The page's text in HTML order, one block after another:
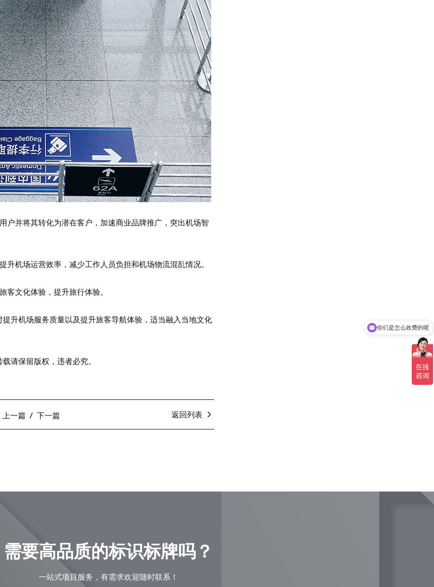
户并将其转化为潜在客户，加速商业品牌推广，突出机场智
升机场运营效率，减少工作人员负担和机场物流混乱情况。
客文化体验，提升旅行体验。
升机场服务质量以及提升旅客导航体验，适当融入当地文化
请保留版权，违者必究。
上一篇 下一篇 返回列表
需要高品质的标识标牌吗？
一站式项目服务，有需求欢迎随时联系！
现在有优惠活动吗